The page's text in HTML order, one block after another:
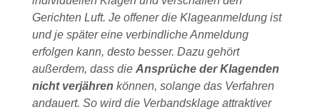
Gerichten Luft. Je offener die Klageanmeldung ist
und je später eine verbindliche Anmeldung
erfolgen kann, desto besser. Dazu gehört
außerdem, dass die Ansprüche der Klagenden
nicht verjähren können, solange das Verfahren
andauert. So wird die Verbandsklage attraktiver